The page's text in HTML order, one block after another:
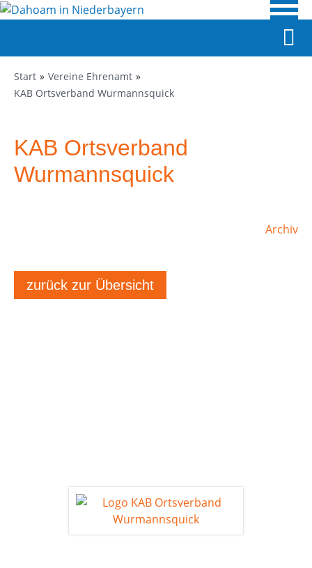
Start
Vereine Ehrenamt
KAB Ortsverband Wurmannsquick
KAB Ortsverband
Wurmannsquick
Archiv
zurück zur Übersicht